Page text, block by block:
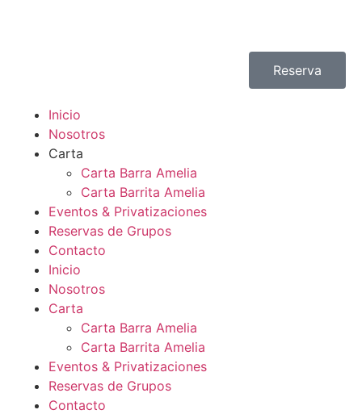
Reserva
Inicio
Nosotros
Carta
Carta Barra Amelia
Carta Barrita Amelia
Eventos & Privatizaciones
Reservas de Grupos
Contacto
Inicio
Nosotros
Carta
Carta Barra Amelia
Carta Barrita Amelia
Eventos & Privatizaciones
Reservas de Grupos
Contacto